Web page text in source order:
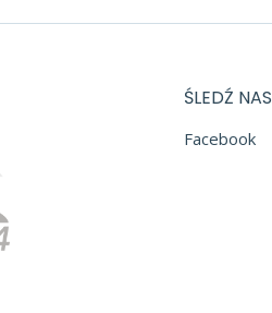
ŚLEDŹ NAS
Facebook